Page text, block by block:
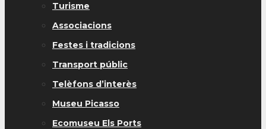
Turisme
Associacions
Festes i tradicions
Transport públic
Telèfons d’interès
Museu Picasso
Ecomuseu Els Ports